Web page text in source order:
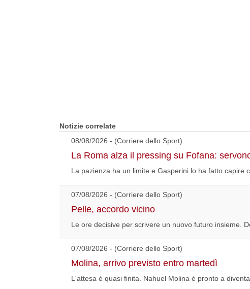
Notizie correlate
08/08/2026 - (Corriere dello Sport)
La Roma alza il pressing su Fofana:
La pazienza ha un limite e Gasperini lo ha fatto capire
07/08/2026 - (Corriere dello Sport)
Pelle, accordo vicino
Le ore decisive per scrivere un nuovo futuro insieme.
07/08/2026 - (Corriere dello Sport)
Molina, arrivo previsto entro martedì
L'attesa è quasi finita. Nahuel Molina è pronto a